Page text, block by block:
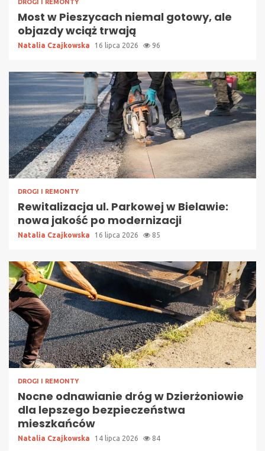
DROGI I REMONTY
Most w Pieszycach niemal gotowy, ale
objazdy wciąż trwają
Natalia Czajkowska 16 lipca 2026 96
DROGI I REMONTY
Rewitalizacja ul. Parkowej w Bielawie:
nowa jakość po modernizacji
Natalia Czajkowska 16 lipca 2026 85
DROGI I REMONTY
Nocne odnawianie dróg w Dzierżoniowie
dla lepszego bezpieczeństwa
mieszkańców
Natalia Czajkowska 14 lipca 2026 84